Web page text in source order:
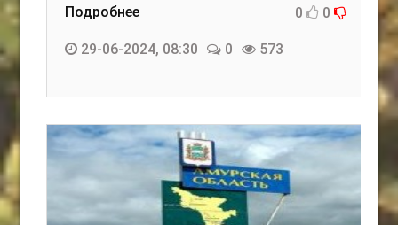
Подробнее 0 0
29-06-2024, 08:30 0 573